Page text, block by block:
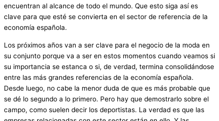
encuentran al alcance de todo el mundo. Que esto siga así es
clave para que esté se convierta en el sector de referencia de la
economía española.
Los próximos años van a ser clave para el negocio de la moda en
su conjunto porque va a ser en estos momentos cuando veamos si
su importancia se estanca o si, de verdad, termina consolidándose
entre las más grandes referencias de la economía española.
Desde luego, no cabe la menor duda de que es más probable que
se dé lo segundo a lo primero. Pero hay que demostrarlo sobre el
campo, como suelen decir los deportistas. La verdad es que las